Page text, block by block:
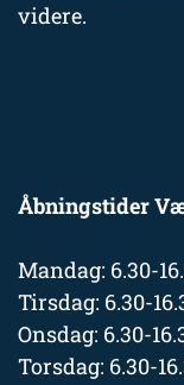
videre.
Åbningstider
Mandag: 6.30-
Tirsdag: 6.30-
Onsdag: 6.30-
Torsdag: 6.30-